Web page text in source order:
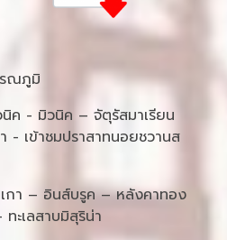
ณภูมิ
ค - มิวนิค – จัตุรัสมาเรียน
- เข้าชมปราสาทนอยชวานส
กา – อินส์บรูค – หลังคาทอง
ะเลสาบมิสุริน่า